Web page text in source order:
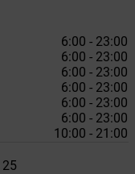
6:00 - 23:00
6:00 - 23:00
6:00 - 23:00
6:00 - 23:00
6:00 - 23:00
6:00 - 23:00
10:00 - 21:00